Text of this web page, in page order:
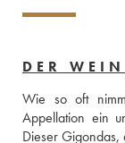
DER WEIN
Wie so oft
Appellation ein
Dieser